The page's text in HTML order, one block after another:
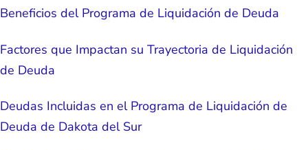
Beneficios del Programa de Liquidación de Deuda
Factores que Impactan su Trayectoria de Liquidación
de Deuda
Deudas Incluidas en el Programa de Liquidación de
Deuda de Dakota del Sur